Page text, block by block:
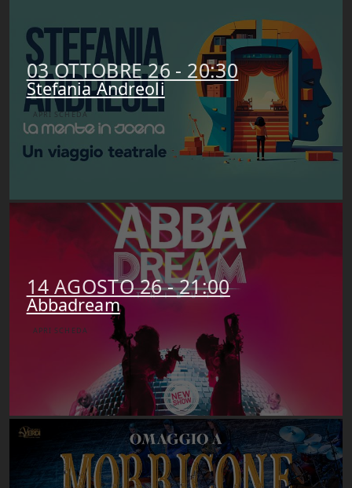
03 OTTOBRE 26 - 20:30
Stefania Andreoli
APRI SCHEDA
14 AGOSTO 26 - 21:00
Abbadream
APRI SCHEDA